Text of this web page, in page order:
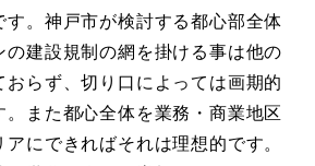
す。神戸市が検討する都心部全体
の建設規制の網を掛ける事は他の
おらず、切り口によっては画期的
。また都心全体を業務・商業地区
にできればそれは理想的です。